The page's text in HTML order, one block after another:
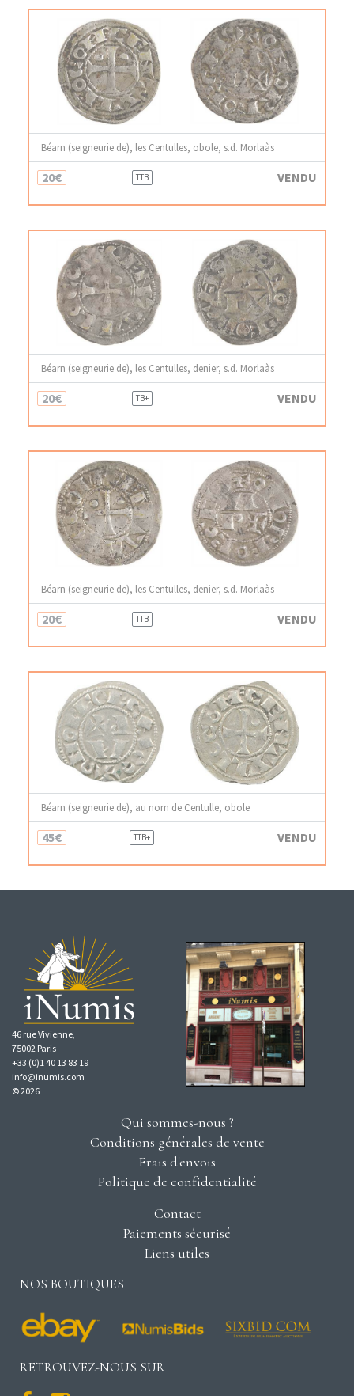
Béarn (seigneurie de), les Centulles, obole, s.d. Morlaàs
20€ TTB VENDU
Béarn (seigneurie de), les Centulles, denier, s.d. Morlaàs
20€ TB+ VENDU
Béarn (seigneurie de), les Centulles, denier, s.d. Morlaàs
20€ TTB VENDU
Béarn (seigneurie de), au nom de Centulle, obole
45€ TTB+ VENDU
46 rue Vivienne,
75002 Paris
+33 (0)1 40 13 83 19
info@inumis.com
© 2026
Qui sommes-nous ?
Conditions générales de vente
Frais d'envois
Politique de confidentialité
Contact
Paiements sécurisé
Liens utiles
NOS BOUTIQUES
RETROUVEZ-NOUS SUR